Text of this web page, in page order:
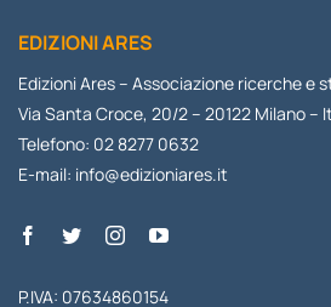
EDIZIONI ARES
Edizioni Ares – Associazione ricerche e
Via Santa Croce, 20/2 – 20122 Milano –
Telefono: 02 8277 0632
E-mail: info@edizioniares.it
P.IVA: 07634860154